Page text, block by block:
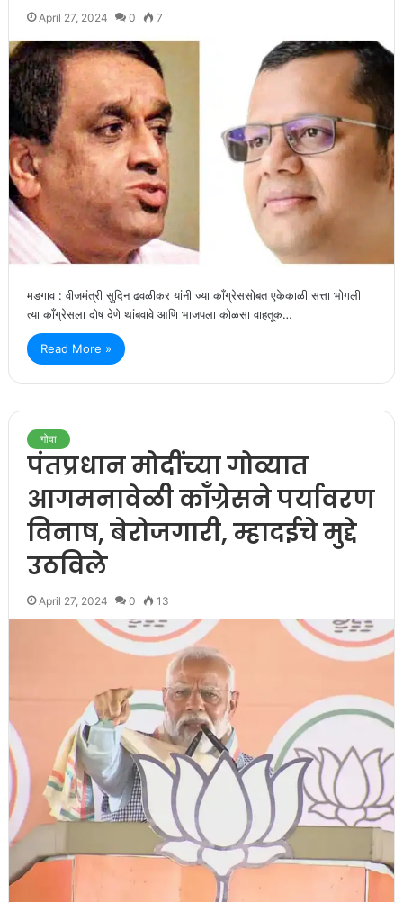
April 27, 2024 0 7
मडगाव : वीजमंत्री सुदिन ढवळीकर यांनी ज्या काँग्रेससोबत एकेकाळी सत्ता भोगली
त्या काँग्रेसला दोष देणे थांबवावे आणि भाजपला कोळसा वाहतूक…
Read More »
गोवा
पंतप्रधान मोदींच्या गोव्यात
आगमनावेळी कॉंग्रेसने पर्यावरण
विनाष, बेरोजगारी, म्हादईचे मुद्दे
उठविले
April 27, 2024 0 13